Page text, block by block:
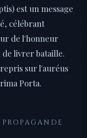
est un message
célébrant
de l'honneur
de livrer bataille.
sur l'auréus
Porta.